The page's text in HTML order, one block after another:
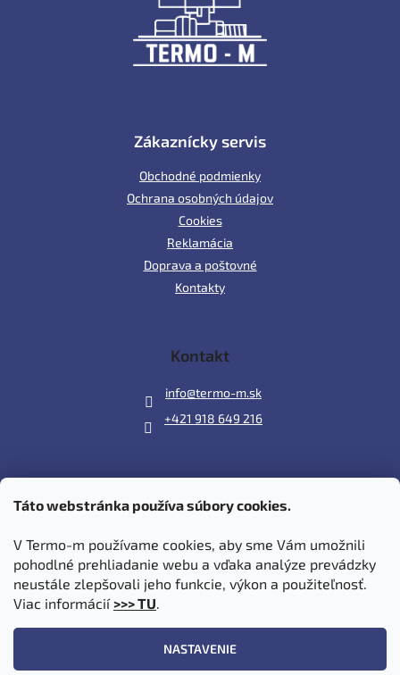
Táto webstránka používa súbory cookies.
V Termo-m používame cookies, aby sme Vám umožnili
pohodlné prehliadanie webu a vďaka analýze prevádzky
neustále zlepšovali jeho funkcie, výkon a použiteľnosť.
Viac informácií >>> TU.
NASTAVENIE
Zákaznícky servis
Obchodné podmienky
Ochrana osobných údajov
Cookies
Reklamácia
Doprava a poštovné
Kontakty
Kontakt
info@termo-m.sk
+421 918 649 216
Prijímame online platby